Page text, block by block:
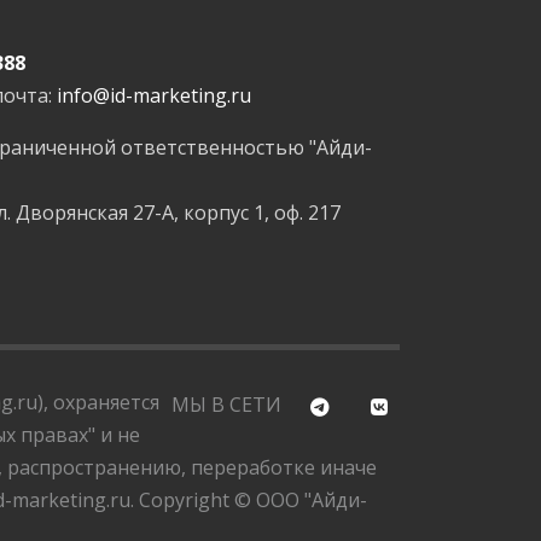
info@id-marketing.ru
ответственностью "Айди-
Дворянская 27-А, корпус 1, оф. 217
МЫ В СЕТИ
охраняется
правах" и не
переработке иначе
marketing.ru. Copyright © ООО "Айди-